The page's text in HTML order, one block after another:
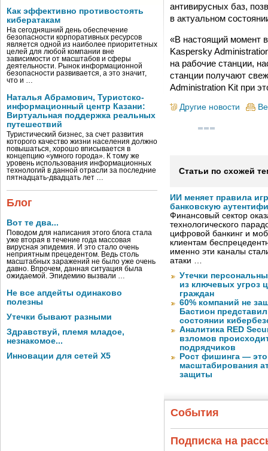
Как эффективно противостоять
кибератакам
На сегодняшний день обеспечение
безопасности корпоративных ресурсов
является одной из наиболее приоритетных
целей для любой компании вне
зависимости от масштабов и сферы
деятельности. Рынок информационной
безопасности развивается, а это значит,
что и …
Наталья Абрамович, Туристско-
информационный центр Казани:
Виртуальная поддержка реальных
путешествий
Туристический бизнес, за счет развития
которого качество жизни населения должно
повышаться, хорошо вписывается в
концепцию «умного города». К тому же
уровень использования информационных
технологий в данной отрасли за последние
пятнадцать-двадцать лет …
Блог
Вот те два...
Поводом для написания этого блога стала
уже вторая в течение года массовая
вирусная эпидемия. И это стало очень
неприятным прецедентом. Ведь столь
масштабных заражений не было уже очень
давно. Впрочем, данная ситуация была
ожидаемой. Эпидемию вызвали …
Не все апдейты одинаково
полезны
Утечки бывают разными
Здравствуй, племя младое,
незнакомое...
Инновации для сетей X5
антивирусных баз,
в актуальном
«В настоящий момент
Kaspersky
на рабочие станции,
станции получают
Administration Kit при
Другие новости
Статьи по схожей
ИИ меняет правила
банковскую
Финансовый сектор
технологического
цифровой банкинг и
клиентам
именно эти каналы
атаки …
Утечки
из ключевых угроз
граждан
60% компаний не
Бастион
состоянии
Аналитика RED
взломов
подрядчиков
Рост фишинга —
масштабирования
защиты
События
Подписка на